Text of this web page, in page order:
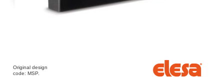
Original design
code: MSP.